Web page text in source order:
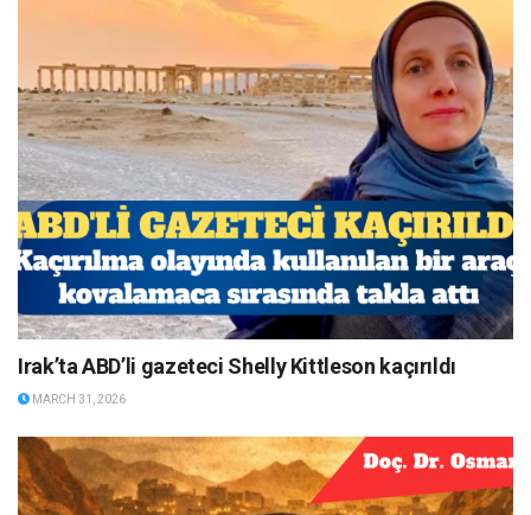
Irak’ta ABD’li gazeteci Shelly Kittleson kaçırıldı
MARCH 31, 2026